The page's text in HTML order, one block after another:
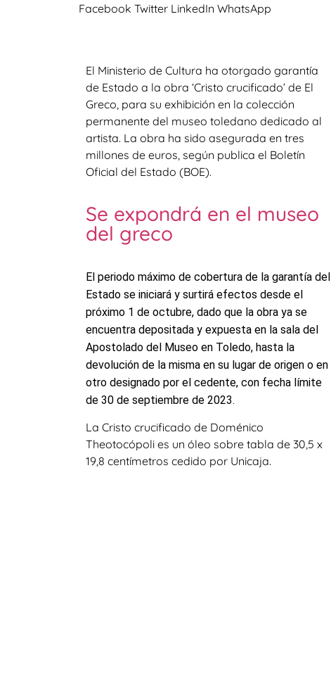
Facebook Twitter LinkedIn WhatsApp
El Ministerio de Cultura ha otorgado garantía
de Estado a la obra ‘Cristo crucificado’ de El
Greco, para su exhibición en la colección
permanente del museo toledano dedicado al
artista. La obra ha sido asegurada en tres
millones de euros, según publica el Boletín
Oficial del Estado (BOE).
Se expondrá en el museo
del greco
El periodo máximo de cobertura de la garantía del
Estado se iniciará y surtirá efectos desde el
próximo 1 de octubre, dado que la obra ya se
encuentra depositada y expuesta en la sala del
Apostolado del Museo en Toledo, hasta la
devolución de la misma en su lugar de origen o en
otro designado por el cedente, con fecha límite
de 30 de septiembre de 2023.
La Cristo crucificado de Doménico
Theotocópoli es un óleo sobre tabla de 30,5 x
19,8 centímetros cedido por Unicaja.